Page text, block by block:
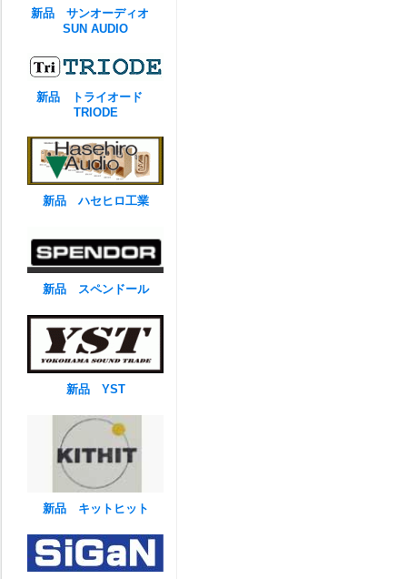
新品 サンオーディオ
SUN AUDIO
新品 トライオード
TRIODE
新品 ハセヒロ工業
新品 スペンドール
新品 YST
新品 キットヒット